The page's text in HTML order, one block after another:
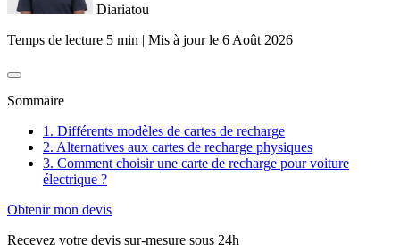
Diariatou
Temps de lecture 5 min | Mis à jour le 6 Août 2026
Sommaire
1. Différents modèles de cartes de recharge
2. Alternatives aux cartes de recharge physiques
3. Comment choisir une carte de recharge pour voiture
électrique ?
Obtenir mon devis
Recevez votre devis sur-mesure sous 24h